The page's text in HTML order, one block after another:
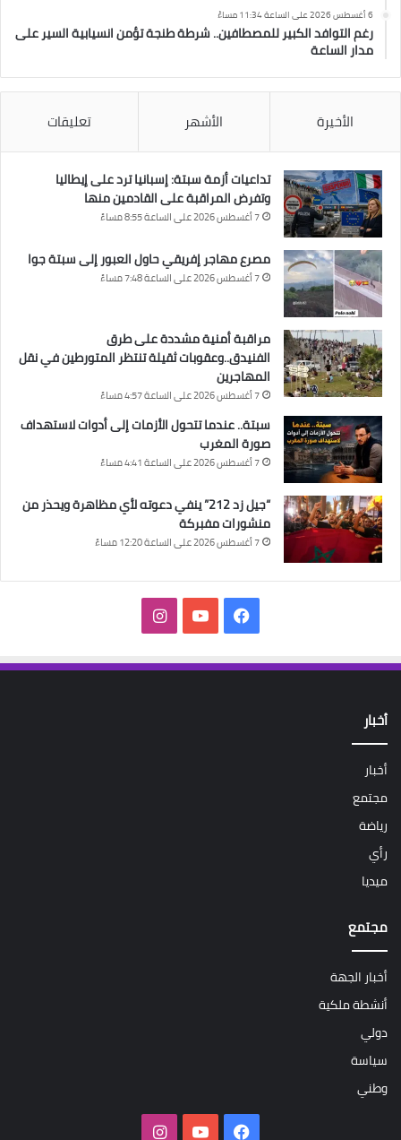
6 أغسطس 2026 على الساعة 11:34 مساءً
رغم التوافد الكبير للمصطافين.. شرطة طنجة تؤمن انسيابية السير على
مدار الساعة
الأخيرة الأشهر تعليقات
تداعيات أزمة سبتة: إسبانيا ترد على إيطاليا
وتفرض المراقبة على القادمين منها
7 أغسطس 2026 على الساعة 8:55 مساءً
مصرع مهاجر إفريقي حاول العبور إلى سبتة جوا
7 أغسطس 2026 على الساعة 7:48 مساءً
مراقبة أمنية مشددة على طرق
الفنيدق..وعقوبات ثقيلة تنتظر المتورطين في نقل
المهاجرين
7 أغسطس 2026 على الساعة 4:57 مساءً
سبتة.. عندما تتحول الأزمات إلى أدوات لاستهداف
صورة المغرب
7 أغسطس 2026 على الساعة 4:41 مساءً
“جيل زد 212” ينفي دعوته لأي مظاهرة ويحذر من
منشورات مفبركة
7 أغسطس 2026 على الساعة 12:20 مساءً
فيسبوك‫YouTubeانستقرام
أخبار
أخبار
مجتمع
رياضة
رأي
ميديا
مجتمع
أخبار الجهة
أنشطة ملكية
دولي
سياسة
وطني
فيسبوك‫YouTubeانستقرام